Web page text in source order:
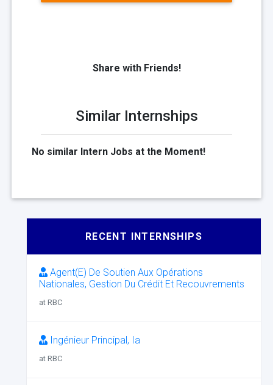
Share with Friends!
Similar Internships
No similar Intern Jobs at the Moment!
RECENT INTERNSHIPS
Agent(E) De Soutien Aux Opérations
Nationales, Gestion Du Crédit Et Recouvrements
at RBC
Ingénieur Principal, Ia
at RBC